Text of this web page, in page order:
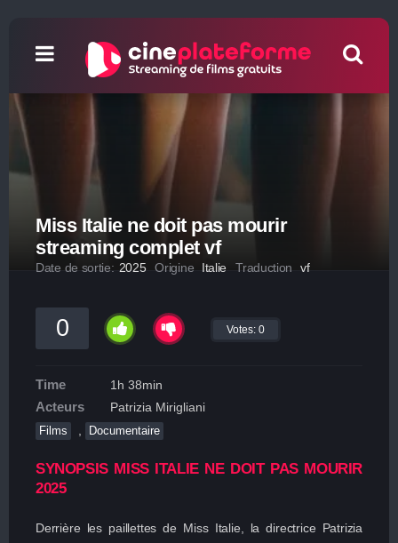
Miss Italie ne doit pas mourir
streaming complet vf
Date de sortie: 2025 Origine Italie Traduction vf
0 Votes: 0
Time 1h 38min
Acteurs Patrizia Mirigliani
Films Documentaire
SYNOPSIS MISS ITALIE NE DOIT PAS MOURIR
2025
Derrière les paillettes de Miss Italie, la directrice Patrizia